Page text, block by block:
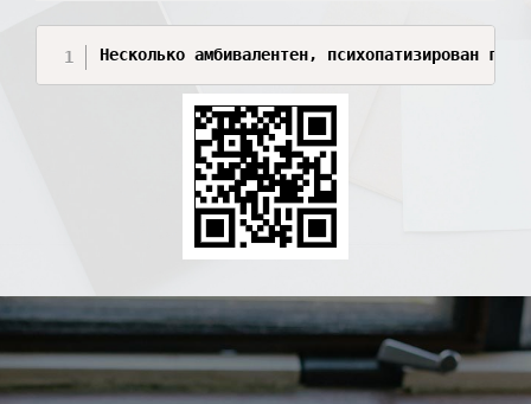
Несколько амбивалентен, психопатизирован